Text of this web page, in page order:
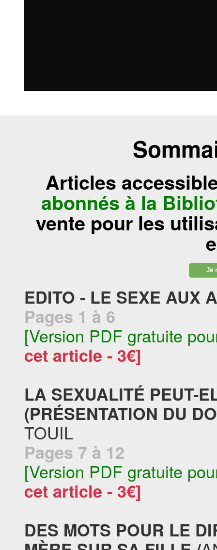
Articles
abonnés à la
vente pour les
Je
EDITO - LE SEXE AUX
Pages 1 à 6
[Version PDF gratuite
cet article - 3€]
LA SEXUALITÉ PEUT-
(PRÉSENTATION DU
TOUIL
Pages 7 à 12
[Version PDF gratuite
cet article - 3€]
DES MOTS POUR LE